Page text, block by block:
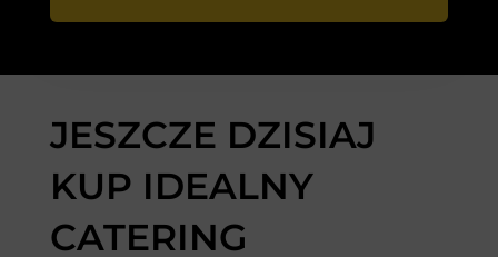
JESZCZE DZISIAJ
KUP IDEALNY
CATERING